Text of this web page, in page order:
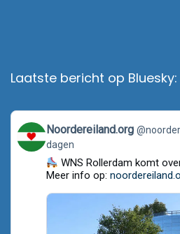
Laatste bericht op Bluesky:
View
post
by
Noordereiland.org
Bluesky
Noordereiland.org
dagen
WNS Rollerdam komt
Meer info op: